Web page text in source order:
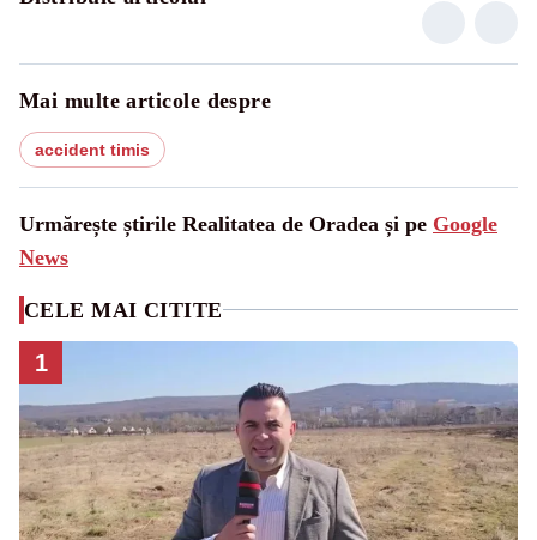
Mai multe articole despre
accident timis
Urmărește știrile Realitatea de Oradea și pe Google
News
CELE MAI CITITE
1